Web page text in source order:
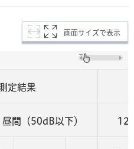
画面サイズで表示
定結果
間（50dB以下） 12